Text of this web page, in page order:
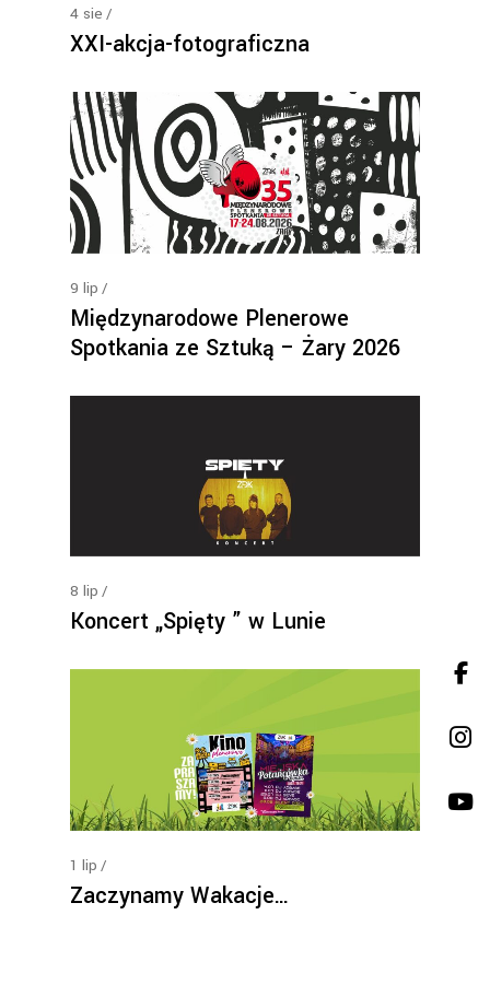
4 sie
XXI-akcja-fotograficzna
9 lip
Międzynarodowe Plenerowe
Spotkania ze Sztuką – Żary 2026
8 lip
Koncert „Spięty ” w Lunie
1 lip
Zaczynamy Wakacje…